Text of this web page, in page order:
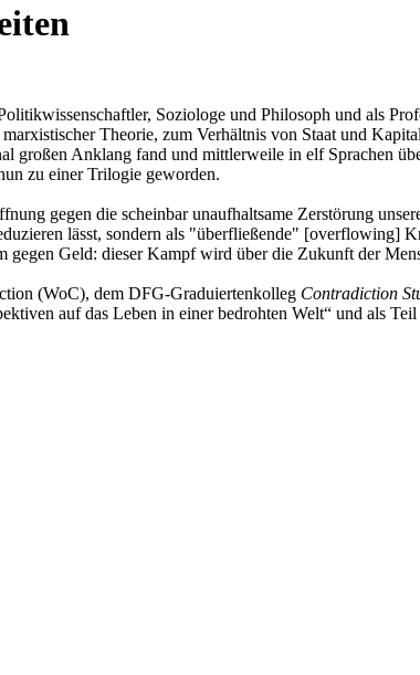
Soziologe und Philosoph und als
Theorie, zum Verhältnis von Staat und
großen Anklang fand und mittlerweile in elf Sprachen
zu einer Trilogie geworden.
gegen die scheinbar unaufhaltsame Zerstörung
lässt, sondern als "überfließende" [overflowing]
Geld: dieser Kampf wird über die Zukunft der
(WoC), dem DFG-Graduiertenkolleg Contradiction
auf das Leben in einer bedrohten Welt“ und als